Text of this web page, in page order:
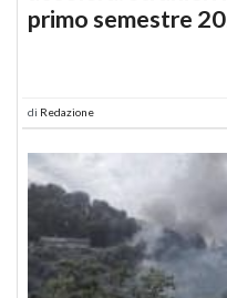
primo semestre
di Redazione